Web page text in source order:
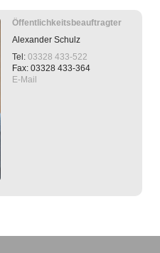
Öffentlichkeitsbeauftragter
Alexander Schulz
Tel: 03328 433-522
Fax: 03328 433-364
E-Mail